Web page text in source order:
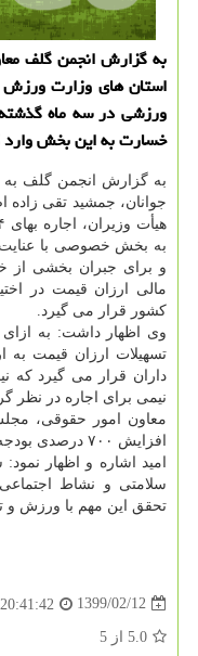
به گزارش انجمن گلف
استان های وزارت ورزش
خسارت به این بخش
به گزارش انجمن گلف به
جوانان، جمشید تقی زاده
به بخش خصوصی با عنایت
و برای جبران بخشی از
مالی ارزان قیمت در اختیار ۲۸
کشور قرار می گیرد.
وی اظهار داشت: به
داران قرار می گیرد که
نیمی برای اجاره در نظر
معاون امور حقوقی،
افزایش ۷۰۰
امید اشاره و اظهار
سلامتی و نشاط
تحقق این مهم با ورزش
1399/02/12
20:41:42
5.0 از 5